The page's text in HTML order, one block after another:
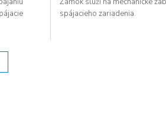
spájacieho zariadenia.